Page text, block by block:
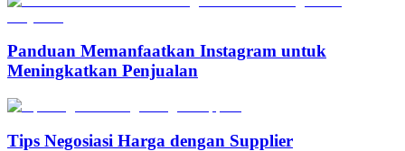
Panduan Memanfaatkan Instagram untuk
Meningkatkan Penjualan
Tips Negosiasi Harga dengan Supplier